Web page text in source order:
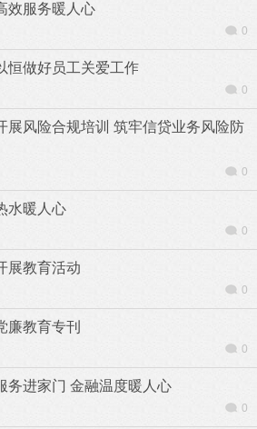
效服务暖人心
0
恒做好员工关爱工作
0
展风险合规培训 筑牢信贷业务风险防
0
水暖人心
0
展教育活动
0
廉教育专刊
0
务进家门 金融温度暖人心
0